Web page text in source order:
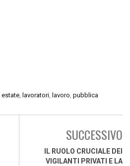
estate, lavoratori, lavoro, pubblica
SUCCESSIVO
IL RUOLO CRUCIALE DEI
VIGILANTI PRIVATI E LA